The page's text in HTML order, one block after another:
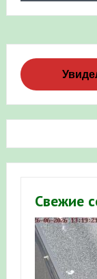
Свежие